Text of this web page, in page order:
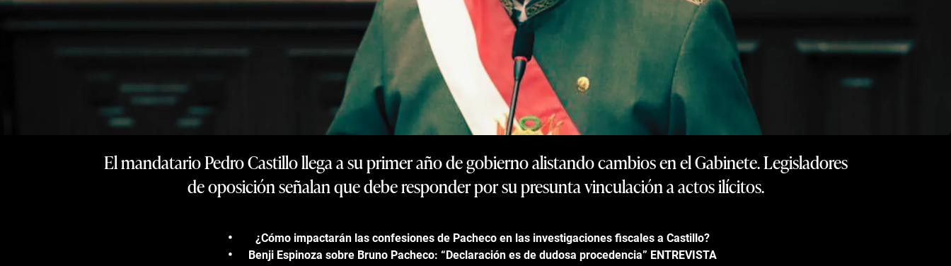
El mandatario Pedro Castillo llega a su primer año de gobierno alistando cambios en el Gabinete. Legisladores
de oposición señalan que debe responder por su presunta vinculación a actos ilícitos.
¿Cómo impactarán las confesiones de Pacheco en las investigaciones fiscales a Castillo?
Benji Espinoza sobre Bruno Pacheco: “Declaración es de dudosa procedencia” ENTREVISTA